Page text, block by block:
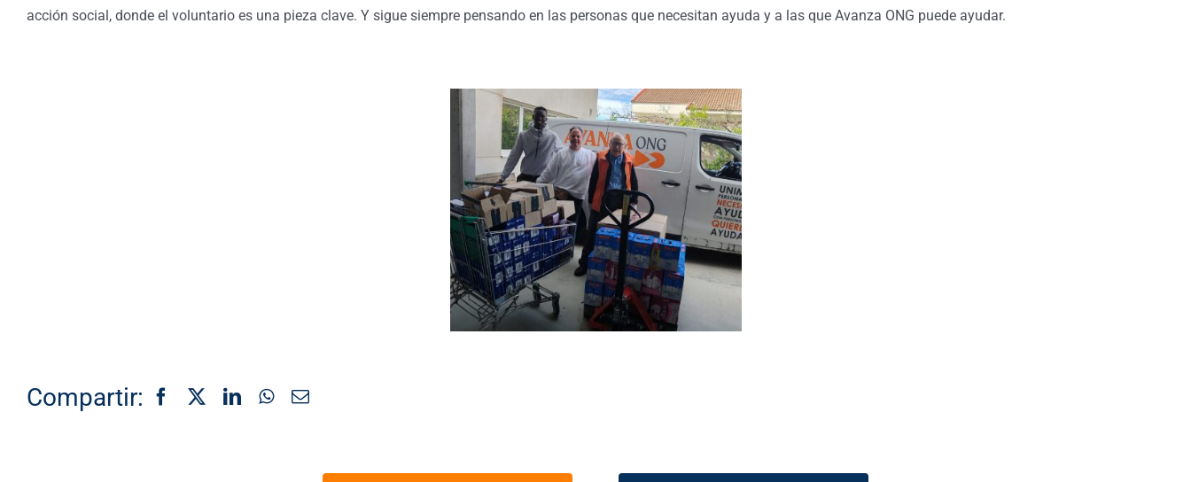
acción social, donde el voluntario es una pieza clave. Y sigue siempre pensando en las personas que necesitan ayuda y a las que Avanza ONG puede ayudar.
Compartir: